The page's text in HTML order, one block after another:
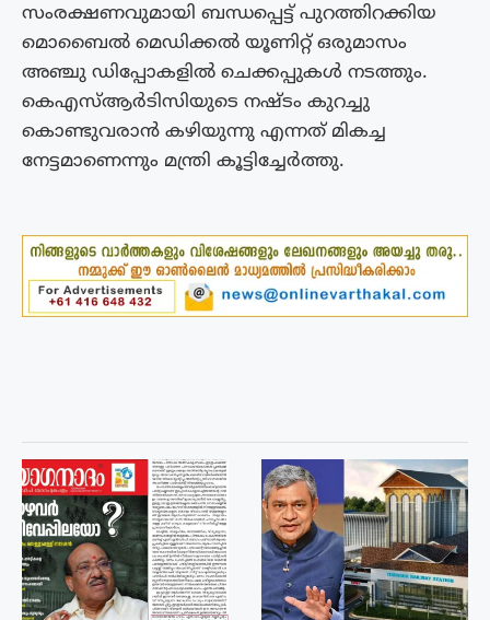
സംരക്ഷണവുമായി ബന്ധപ്പെട്ട് പുറത്തിറക്കിയ
മൊബൈൽ മെഡിക്കൽ യൂണിറ്റ് ഒരുമാസം
അഞ്ചു ഡിപ്പോകളിൽ ചെക്കപ്പുകൾ നടത്തും.
കെഎസ്ആർടിസിയുടെ നഷ്ടം കുറച്ചു
കൊണ്ടുവരാൻ കഴിയുന്നു എന്നത് മികച്ച
നേട്ടമാണെന്നും മന്ത്രി കൂട്ടിച്ചേർത്തു.